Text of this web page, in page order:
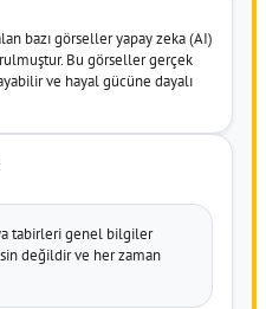
bazı görseller yapay zeka (AI)
Bu görseller gerçek
ve hayal gücüne dayalı
tabirleri genel bilgiler
değildir ve her zaman